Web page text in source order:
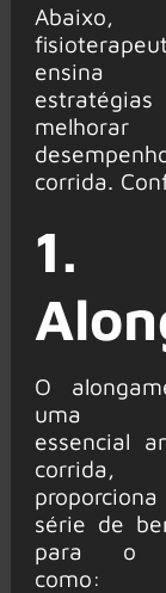
corrida.
1.
O
uma
essencial
série de
para o
como: